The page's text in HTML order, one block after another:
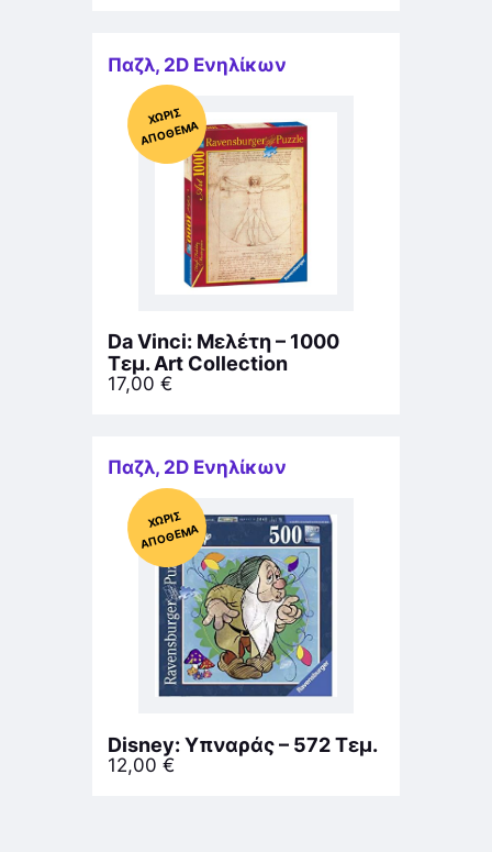
Παζλ, 2D Ενηλίκων
Χ
ΩΡΊΣ
Α
Π
Ό
ΘΕ
ΜΑ
Da Vinci: Μελέτη – 1000
Τεμ. Art Collection
17,00 €
Παζλ, 2D Ενηλίκων
Χ
ΩΡΊΣ
Α
Π
Ό
ΘΕ
ΜΑ
Disney: Υπναράς – 572 Τεμ.
12,00 €